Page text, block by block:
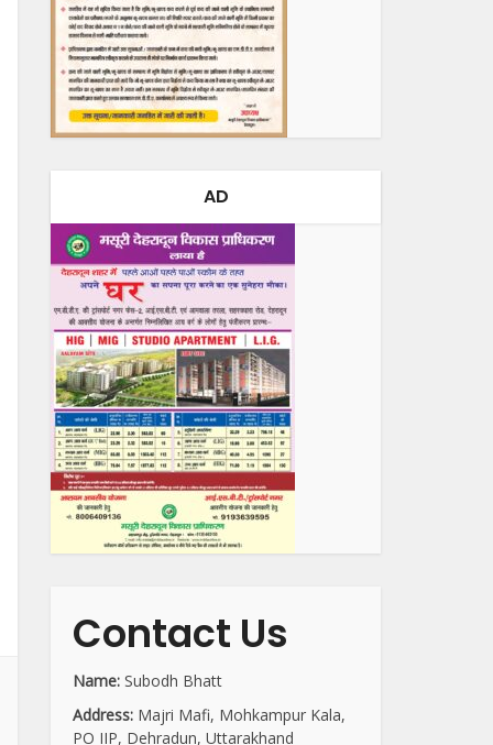
AD
Contact Us
Name: Subodh Bhatt
Address: Majri Mafi, Mohkampur Kala,
PO IIP, Dehradun, Uttarakhand